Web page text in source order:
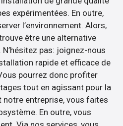
expérimentées. En outre,
l’environnement. Alors,
être une alternative
pas: joignez-nous
rapide et efficace de
pourrez donc profiter
tout en agissant pour la
notre entreprise, vous faites
En outre, vous